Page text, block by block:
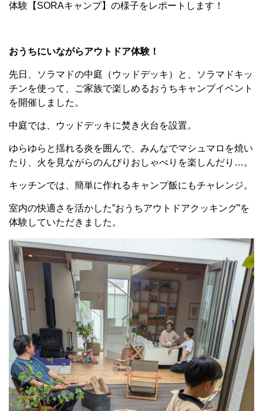
体験【SORAキャンプ】の様子をレポートします！
おうちにいながらアウトドア体験！
先日、ソラマドの中庭（ウッドデッキ）と、ソラマドキッ
チンを使って、ご家族で楽しめるおうちキャンプイベント
を開催しました。
中庭では、ウッドデッキに焚き火台を設置。
ゆらゆらと揺れる炎を囲んで、みんなでマシュマロを焼い
たり、火を見ながらのんびりおしゃべりを楽しんだり…。
キッチンでは、簡単に作れるキャンプ飯にもチャレンジ。
室内の快適さを活かした”おうちアウトドアクッキング”を
体験していただきました。